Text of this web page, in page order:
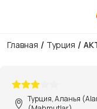
Главная / Турция /
Турция, Аланья